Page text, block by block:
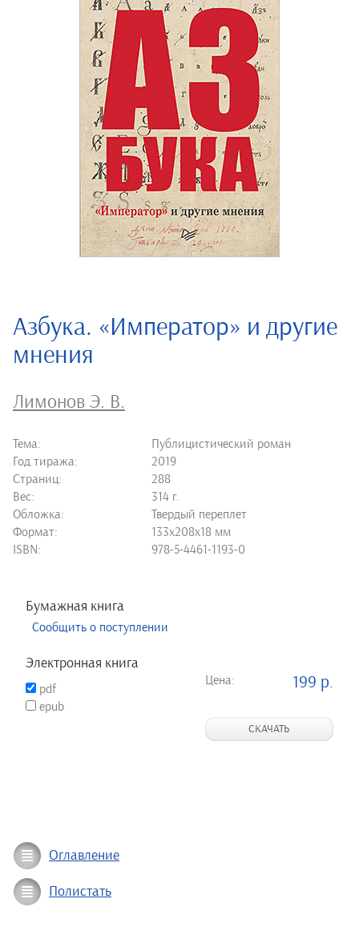
Азбука. «Император» и другие
мнения
Лимонов Э. В.
Тема:
Публицистический роман
Год тиража:
2019
Страниц:
288
Вес:
314 г.
Обложка:
Твердый переплет
Формат:
133х208х18 мм
ISBN:
978-5-4461-1193-0
Бумажная книга
Сообщить о поступлении
Электронная книга
pdf
epub
Цена: 199 р.
СКАЧАТЬ
Оглавление
Полистать